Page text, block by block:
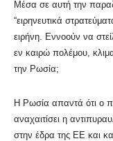
Μέσα σε αυτή την
“ειρηνευτικά
ειρήνη. Εννοούν να
εν καιρώ πολέμου,
την Ρωσία;
Η Ρωσία απαντά ότι ο
αναχαιτίσει η
στην έδρα της ΕΕ και